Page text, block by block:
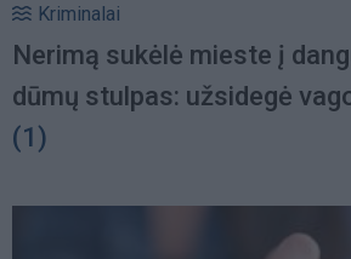
Kriminalai
Nerimą sukėlė mieste į
dūmų stulpas: užsidegė
(1)